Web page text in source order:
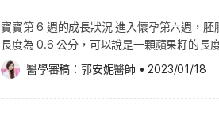
在胎兒持續生長變大的肚子恐因拉扯子宮闊
使腹部及胸部周遭的皮膚，出現輕微搔癢的症狀。 不少孕婦也會在這階
產或成為一名媽媽感到焦慮，讓心情變得比
帶來的影響。 換句話說，有機的商品一定天然，但強調天然的商品卻因其原料生長
的過程未受驗證，因此不一定符合有機的標
強調天然原料製作的保養品，也讓準媽媽們
呈現高濃度，連帶影響TSH，因此需要在產
惡化。 妊娠甲狀腺亢進以藥物治療為主 懷
抗甲狀腺藥物治療為主。在懷孕前期（懷孕
（Propylthiouracil，又稱PTU），雖然藥物
至於另一抗甲狀腺藥物——利甲錠（
然」是一個比較籠統的概念，因為沒有什麼
相較之下，所謂的「有機」就有一定的認證
會農糧署 2021 年五月的公告內容，通過全
（United States Department of Agriculture
體變化 懷孕初期準媽媽易口乾 準媽媽在懷孕
大小差不多有如一粒檸檬，裡頭住著如豆子
（Yolk sac）或是胎盤（Placenta），讓胚胎能
寶寶第 6 週的成長狀況 進入懷孕第六週，
長度為 0.6 公分，可以說是一顆蘋果籽的長
也有機會在陰道超音波檢查時可以確認到。 準媽媽肚子裡的寶寶以飛快的速度成長
與變化，胚胎的手臂、腿開始成形，現階段
大腦、肌肉與骨骼系統的生長也迅速地展開
醫學審稿： 郭安妮醫師 • 2023/01/18